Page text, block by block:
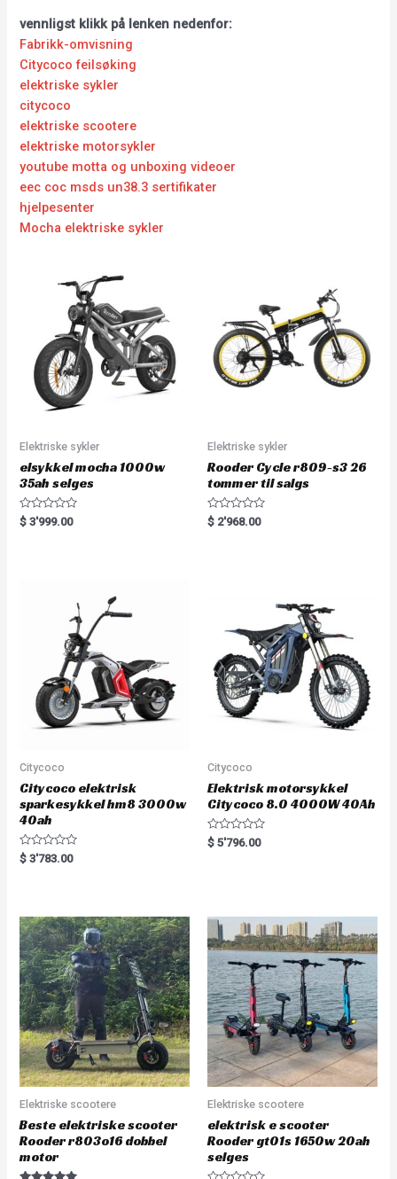
vennligst klikk på lenken nedenfor:
Fabrikk-omvisning
Citycoco feilsøking
elektriske sykler
citycoco
elektriske scootere
elektriske motorsykler
youtube motta og unboxing videoer
eec coc msds un38.3 sertifikater
hjelpesenter
Mocha elektriske sykler
Elektriske sykler
elsykkel mocha 1000w
35ah selges
R
a
$ 3'999.00
Elektriske sykler
Rooder Cycle r809-s3 26
tommer til salgs
R
a
$ 2'968.00
Citycoco
Citycoco elektrisk
sparkesykkel hm8 3000w
40ah
R
a
o
u
t
o
f
5
$ 3'783.00
Citycoco
Elektrisk motorsykkel
Citycoco 8.0 4000W 40Ah
R
a
u
o
f
5
$ 5'796.00
Elektriske scootere
Beste elektriske scooter
Rooder r803o16 dobbel
motor
Elektriske scootere
elektrisk e scooter
Rooder gt01s 1650w 20ah
selges